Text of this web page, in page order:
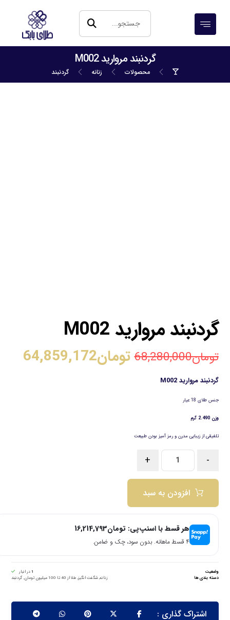
گردنبند مروارید M002
محصولات زنانه گردنبند
گردنبند مروارید M002
تومان68,280,000 تومان64,859,172
گردنبند مروارید M002
جنس طلای 18 عیار
وزن 2.490 گرم
تلفیقی از زیبایی مدرن و رمز آمیز بودن طبیعت
-
+
افزودن به سبد
هر قسط با اسنپ‌پی: تومان16,214,793
۴ قسط ماهانه. بدون سود، چک و ضامن.
وضعیت 1در انبار
دسته بندی ها
زنانه,شگفت انگیز, طلا از 40 تا 100 میلیون تومان , گردنبند